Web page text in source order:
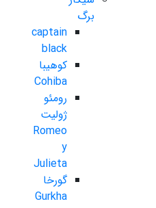
برگ
captain
black
کوهیبا
Cohiba
رومئو
ژولیت
Romeo
y
Julieta
گورخا
Gurkha